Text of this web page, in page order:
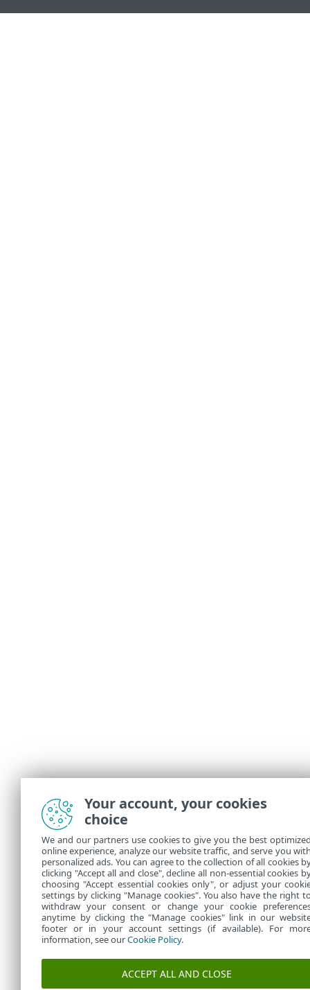
Your account, your cookies
choice
We and our partners use cookies to give you the best
online experience, analyze our website traffic, and serve you
personalized ads. You can agree to the collection of all cookies
clicking "Accept all and close", decline all non-essential cookies
choosing "Accept essential cookies only", or adjust your
settings by clicking "Manage cookies". You also have the right
withdraw your consent or change your cookie
anytime by clicking the "Manage cookies" link in our
footer or in your account settings (if available). For
information, see ourCookie Policy.
ACCEPT ALL AND CLOSE